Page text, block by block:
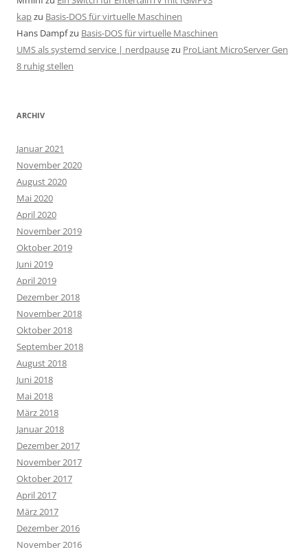
kapzu Basis-DOS für virtuelle Maschinen
Hans Dampfzu Basis-DOS für virtuelle Maschinen
UMS als systemd service | nerdpausezu ProLiant MicroServer Gen
8 ruhig stellen
ARCHIV
Januar 2021
November 2020
August 2020
Mai 2020
April 2020
November 2019
Oktober 2019
Juni 2019
April 2019
Dezember 2018
November 2018
Oktober 2018
September 2018
August 2018
Juni 2018
Mai 2018
März 2018
Januar 2018
Dezember 2017
November 2017
Oktober 2017
April 2017
März 2017
Dezember 2016
November 2016